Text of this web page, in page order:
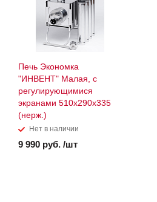
Печь Экономка
"ИНВЕНТ" Малая, с
регулирующимися
экранами 510х290х335
(нерж.)
Нет в наличии
9 990 руб. /шт